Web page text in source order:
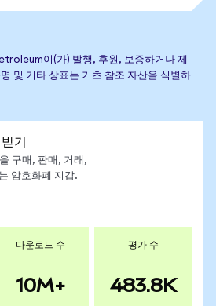
이(가) 발행, 후원, 보증하거나 제
및 기타 상표는 기초 참조 자산을 식별하
기
구매, 판매, 거래,
암호화폐 지갑.
다운로드 수
10M+
평가 수
483.8K